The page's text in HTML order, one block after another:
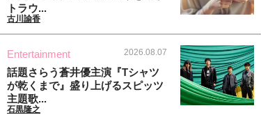
トラウ...
古川諭香
Entertainment 2026.08.07
話題さらう蒼井優主演『Tシャツ
が乾くまで』盛り上げるスピッツ
主題歌...
石黒隆之